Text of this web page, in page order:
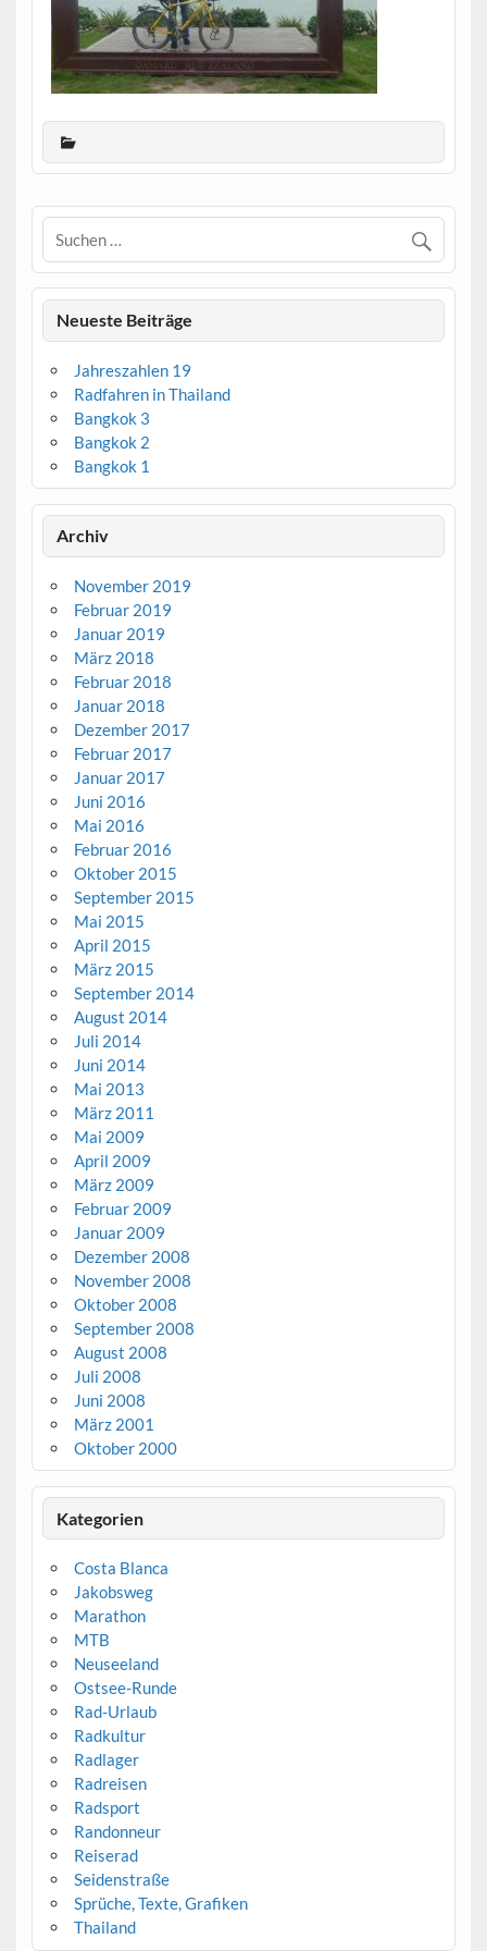
Neueste Beiträge
Jahreszahlen 19
Radfahren in Thailand
Bangkok 3
Bangkok 2
Bangkok 1
Archiv
November 2019
Februar 2019
Januar 2019
März 2018
Februar 2018
Januar 2018
Dezember 2017
Februar 2017
Januar 2017
Juni 2016
Mai 2016
Februar 2016
Oktober 2015
September 2015
Mai 2015
April 2015
März 2015
September 2014
August 2014
Juli 2014
Juni 2014
Mai 2013
März 2011
Mai 2009
April 2009
März 2009
Februar 2009
Januar 2009
Dezember 2008
November 2008
Oktober 2008
September 2008
August 2008
Juli 2008
Juni 2008
März 2001
Oktober 2000
Kategorien
Costa Blanca
Jakobsweg
Marathon
MTB
Neuseeland
Ostsee-Runde
Rad-Urlaub
Radkultur
Radlager
Radreisen
Radsport
Randonneur
Reiserad
Seidenstraße
Sprüche, Texte, Grafiken
Thailand